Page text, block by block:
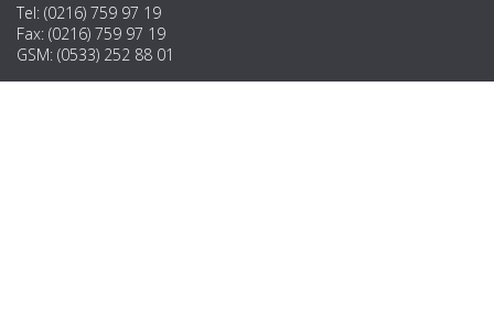
Tel: (0216) 759 97 19
Fax: (0216) 759 97 19
GSM: (0533) 252 88 01